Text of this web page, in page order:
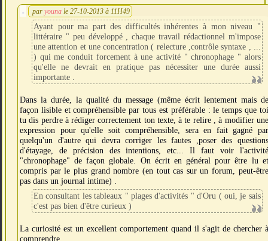
par youna le 27-10-2013 à 11H49
Ayant pour ma part des difficultés inhérentes à mon niveau "
littéraire " peu développé , chaque travail rédactionnel m'impose
une attention et une concentration ( relecture ,contrôle syntaxe , ...
) qui me conduit forcement à une activité " chronophage " alors
qu'elle ne devrait en pratique pas nécessiter une durée aussi
importante .
Dans la durée, la qualité du message (même écrit lentement mais de
façon lisible et compréhensible par tous est préférable : le temps que toi
tu dis perdre à rédiger correctement ton texte, à te relire , à modifier une
expression pour qu'elle soit compréhensible, sera en fait gagné par
quelqu'un d'autre qui devra corriger les fautes ,poser des questions
d'étayage, de précision des intentions, etc... Il faut voir l'activité
"chronophage" de façon globale. On écrit en général pour être lu et
compris par le plus grand nombre (en tout cas sur un forum, peut-être
pas dans un journal intime) .
En consultant les tableaux " plages d'activités " d'Oru ( oui, je sais
c'est pas bien d'être curieux )
La curiosité est un excellent comportement quand il s'agit de chercher à
comprendre ...